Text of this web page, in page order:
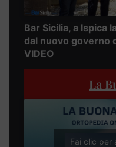
Bar Sicilia, a Ispica
dal nuovo governo
VIDEO
La
Fai clic per